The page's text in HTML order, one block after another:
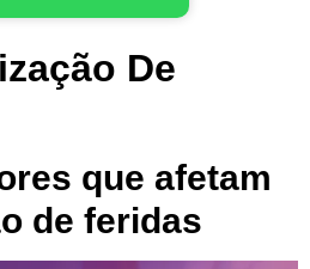
De
que afetam
de feridas